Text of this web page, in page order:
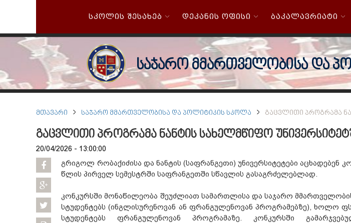
ᲡᲙᲝᲚᲘᲡ ᲨᲔᲡᲐᲮᲔᲑ ᲓᲔᲙᲐᲜᲘᲡ ᲝᲤᲘᲡᲘ ᲑᲐᲙᲐᲚᲐᲕᲠᲘᲐᲢᲘ
საჯარო მმართველობისა და
ᲛᲗᲐᲕᲐᲠᲘ ᲡᲐᲯᲐᲠᲝ ᲛᲛᲐᲠᲗᲕᲔᲚᲝᲑᲘᲡᲐ ᲓᲐ ᲞᲝᲚᲘᲢᲘᲙᲘᲡ ᲡᲙᲝᲚᲐ ᲒᲐᲪᲕᲚᲘᲗᲘ ᲞᲠᲝᲒᲠᲐᲛᲐ
გაცვლითი პროგრამა ნანტის სახელმწიფო
20/04/2026 - 13:00:00
გრიგოლ რობაქიძისა და ნანტის (საფრანგეთი) უნივერსიტეტები აცხადებენ
წლის პირველ სემესტრში საფრანგეთში სწავლის გასაგრძელებლად.
კონკურსში მონაწილეობა შეუძლიათ სამართლისა და საჯარო
სტუდენტებს (ინგლისურენოვან ან ფრანგულენოვან პროგრამებზე), ხოლო
სტუდენტებს ფრანგულენოვან პროგრამაზე. კონკურსში